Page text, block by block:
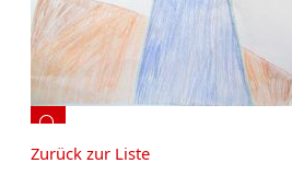
Zurück zur Liste